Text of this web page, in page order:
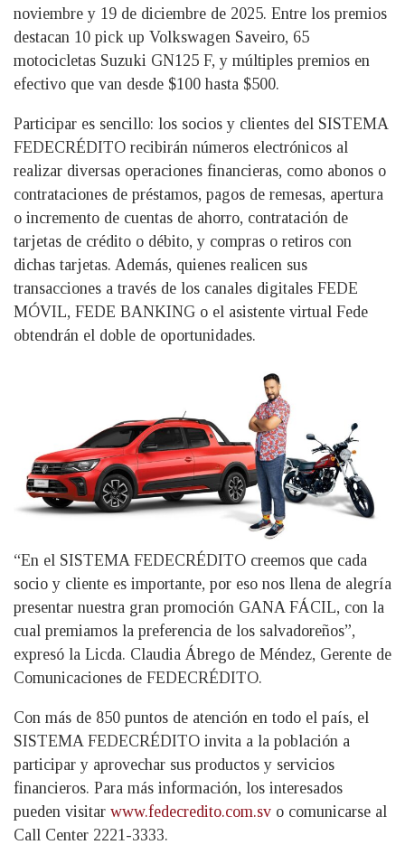
noviembre y 19 de diciembre de 2025. Entre los premios
destacan 10 pick up Volkswagen Saveiro, 65
motocicletas Suzuki GN125 F, y múltiples premios en
efectivo que van desde $100 hasta $500.
Participar es sencillo: los socios y clientes del SISTEMA
FEDECRÉDITO recibirán números electrónicos al
realizar diversas operaciones financieras, como abonos o
contrataciones de préstamos, pagos de remesas, apertura
o incremento de cuentas de ahorro, contratación de
tarjetas de crédito o débito, y compras o retiros con
dichas tarjetas. Además, quienes realicen sus
transacciones a través de los canales digitales FEDE
MÓVIL, FEDE BANKING o el asistente virtual Fede
obtendrán el doble de oportunidades.
“En el SISTEMA FEDECRÉDITO creemos que cada
socio y cliente es importante, por eso nos llena de alegría
presentar nuestra gran promoción GANA FÁCIL, con la
cual premiamos la preferencia de los salvadoreños”,
expresó la Licda. Claudia Ábrego de Méndez, Gerente de
Comunicaciones de FEDECRÉDITO.
Con más de 850 puntos de atención en todo el país, el
SISTEMA FEDECRÉDITO invita a la población a
participar y aprovechar sus productos y servicios
financieros. Para más información, los interesados
pueden visitar www.fedecredito.com.sv o comunicarse al
Call Center 2221-3333.